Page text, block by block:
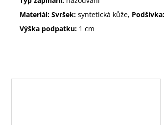
Materiál: Svršek: syntetická kůže, Podšívka:
Výška podpatku: 1 cm